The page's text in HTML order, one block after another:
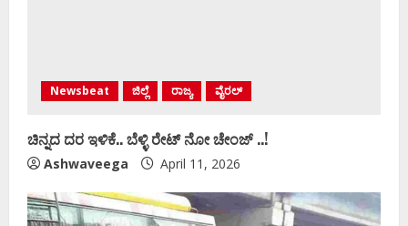
Newsbeat ಜಿಲ್ಲೆ ರಾಜ್ಯ ವೈರಲ್
ಚಿನ್ನದ ದರ ಇಳಿಕೆ.. ಬೆಳ್ಳಿ ರೇಟ್‌ ನೋ ಚೇಂಜ್‌ ..!
Ashwaveega April 11, 2026